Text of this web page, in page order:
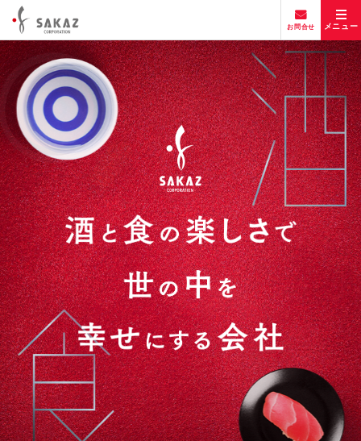
お問合せ メニュー